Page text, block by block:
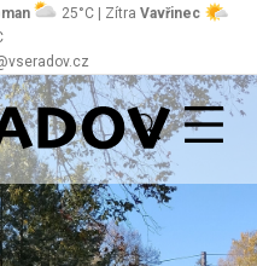
25°C | Zítra Vavřinec